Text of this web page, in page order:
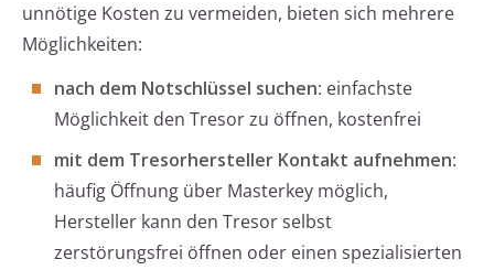
unnötige Kosten zu vermeiden, bieten sich mehrere
Möglichkeiten:
nach dem Notschlüssel suchen: einfachste
Möglichkeit den Tresor zu öffnen, kostenfrei
mit dem Tresorhersteller Kontakt aufnehmen:
häufig Öffnung über Masterkey möglich,
Hersteller kann den Tresor selbst
zerstörungsfrei öffnen oder einen spezialisierten